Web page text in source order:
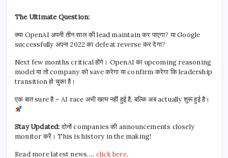
The Ultimate Question:
क्या OpenAI अपनी तीन साल की lead maintain कर पाएगा? या Google
successfully अपना 2022 का defeat reverse कर देगा?
Next few months critical होंगे। OpenAI का upcoming reasoning
model या तो company को save करेगा या confirm करेगा कि leadership
transition हो चुका है।
एक बात sure है – AI race अभी खत्म नहीं हुई है, बल्कि अब actually शुरू हुई है।
Stay Updated:दोनों companies की announcements closely
monitor करें। This is history in the making!
Read more latest news…. click here.